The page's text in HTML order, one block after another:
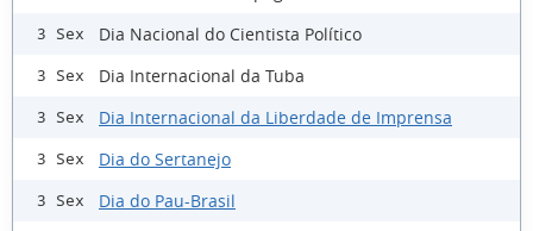
3 Sex Dia Nacional do Cientista Político
3 Sex Dia Internacional da Tuba
3 Sex Dia Internacional da Liberdade de Imprensa
3 Sex Dia do Sertanejo
3 Sex Dia do Pau-Brasil